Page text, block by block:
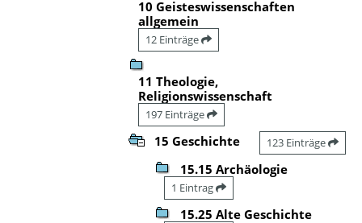
10 Geisteswissenschaften
allgemein
12 Einträge
11 Theologie,
Religionswissenschaft
197 Einträge
15 Geschichte 123 Einträge
15.15 Archäologie
1 Eintrag
15.25 Alte Geschichte